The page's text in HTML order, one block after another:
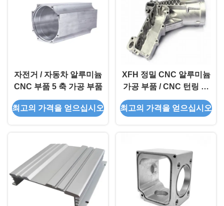
자전거 / 자동차 알루미늄
CNC 부품 5 축 가공 부품
최고의 가격을 얻으십시오
XFH 정밀 CNC 알루미늄
가공 부품 / CNC 턴링 프
레싱 드릴링 솔루션
최고의 가격을 얻으십시오